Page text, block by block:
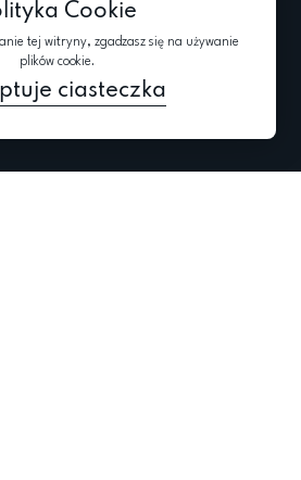
Cookie
tej witryny, zgadzasz się na używanie
plików cookie.
ciasteczka
Blog
„cookie”